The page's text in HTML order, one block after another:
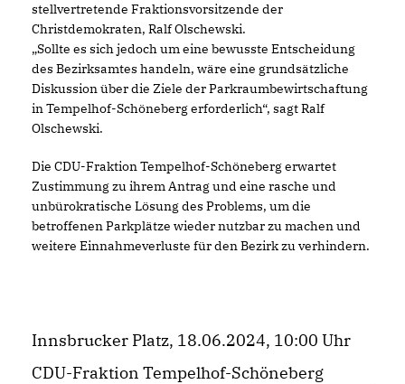
stellvertretende Fraktionsvorsitzende der
Christdemokraten, Ralf Olschewski.
Sollte es sich jedoch um eine bewusste Entscheidung
des Bezirksamtes handeln, wäre eine grundsätzliche
Diskussion über die Ziele der Parkraumbewirtschaftung
in Tempelhof-Schöneberg erforderlich“, sagt Ralf
Olschewski.
Die CDU-Fraktion Tempelhof-Schöneberg erwartet
Zustimmung zu ihrem Antrag und eine rasche und
unbürokratische Lösung des Problems, um die
betroffenen Parkplätze wieder nutzbar zu machen und
weitere Einnahmeverluste für den Bezirk zu verhindern.
Innsbrucker Platz, 18.06.2024, 10:00 Uhr
CDU-Fraktion Tempelhof-Schöneberg